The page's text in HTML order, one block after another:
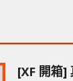
[XF 開箱